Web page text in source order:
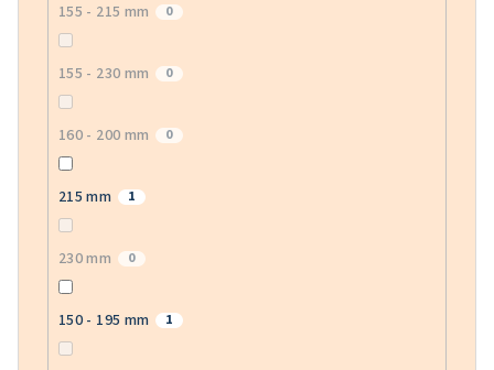
155 - 215 mm 0
155 - 230 mm 0
160 - 200 mm 0
215 mm 1
230 mm 0
150 - 195 mm 1